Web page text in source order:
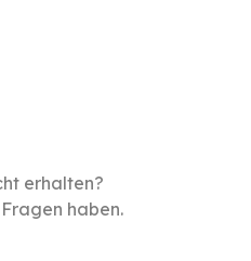
erhalten?
haben.